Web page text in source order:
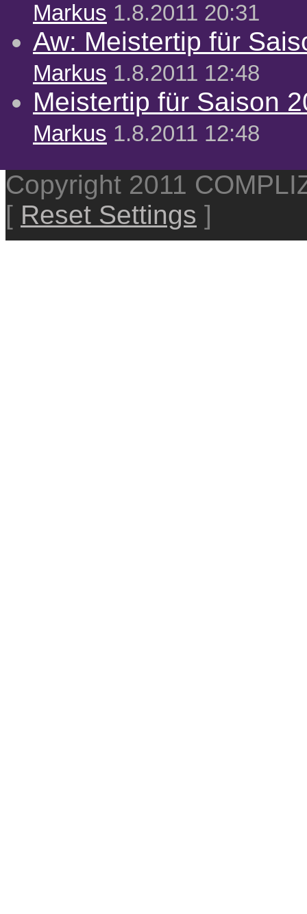
Markus 1.8.2011 20:31
Aw: Meistertip für
Markus 1.8.2011 12:48
Meistertip für Saison
Markus 1.8.2011 12:48
Copyright 2011
[ Reset Settings ]